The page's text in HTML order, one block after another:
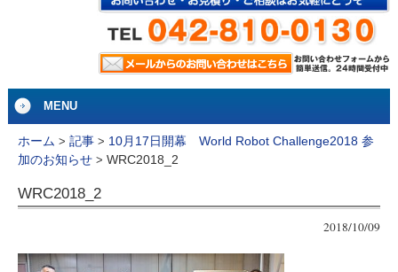
MENU
ホーム > 記事> 10月17日開幕 World Robot Challenge2018 参
加のお知らせ> WRC2018_2
WRC2018_2
2018/10/09